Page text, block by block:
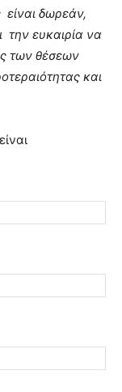
δωρεάν,
την ευκαιρία να
των θέσεων
και
είναι